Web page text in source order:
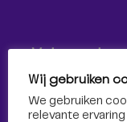
Volg ons!
Volg Omroep
media!
Wij gebruiken
We gebruiken
relevante